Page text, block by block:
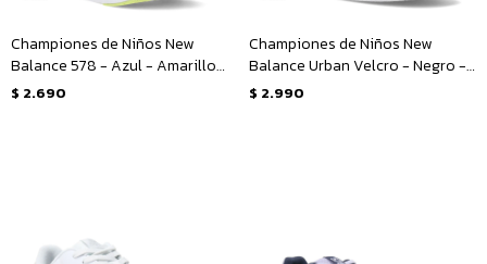
Championes de Niños New
Balance 578 - Azul - Amarillo
Fluo
$ 2.690
Championes de Niños New
Balance Urban Velcro - Negro -
Blanco
$ 2.990